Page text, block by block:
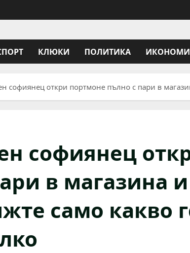
КЛЮКИ ПОЛИТИКА
софиянец откри портмоне пълно с пари в
софиянец
в магазина
само какво